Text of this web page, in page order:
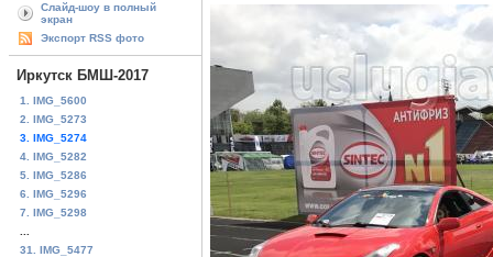
Слайд-шоу в полный
экран
Экспорт RSS фото
Иркутск БМШ-2017
1. IMG_5600
2. IMG_5273
3. IMG_5274
4. IMG_5282
5. IMG_5286
6. IMG_5296
7. IMG_5298
31. IMG_5477